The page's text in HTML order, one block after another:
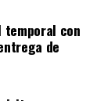
temporal con
de